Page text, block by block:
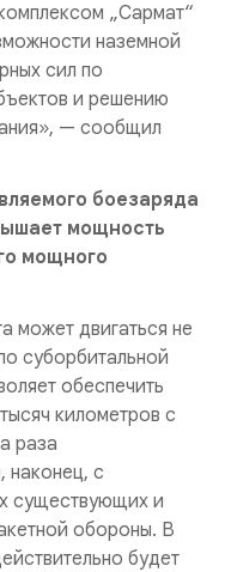
„Сармат“
наземной
сил по
и решению
— сообщил
боезаряда
мощность
мощного
может двигаться не
суборбитальной
обеспечить
километров с
раза
наконец, с
существующих и
обороны. В
будет